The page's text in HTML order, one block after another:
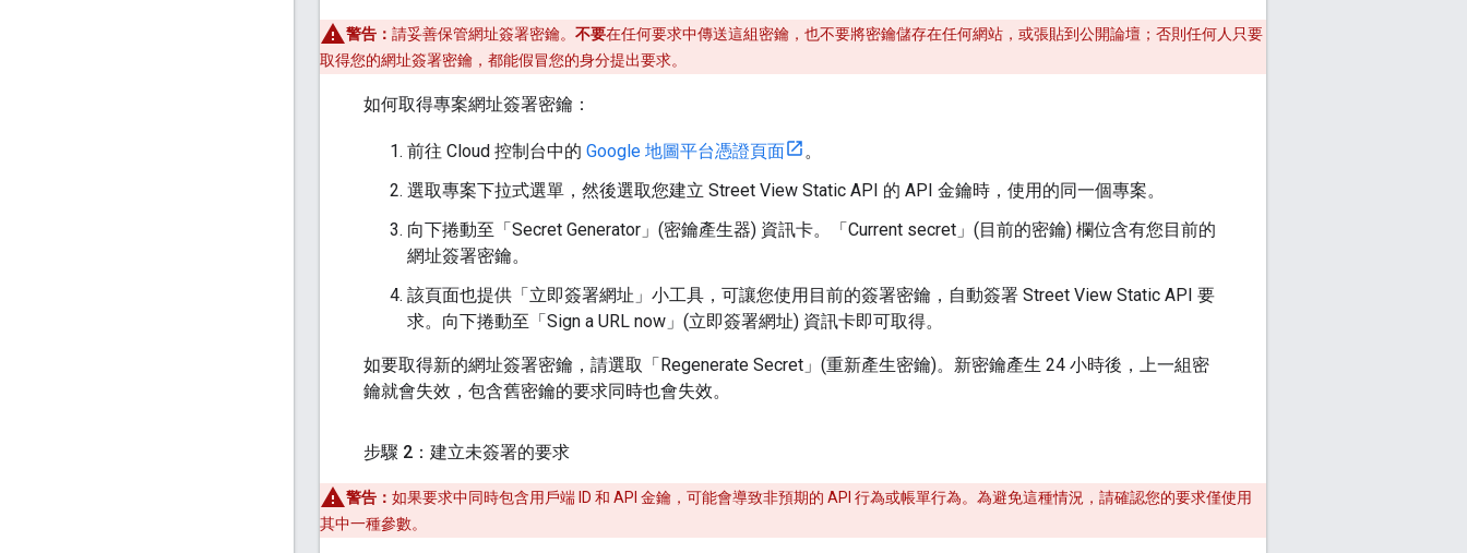
警告： 請妥善保管網址簽署密鑰。 不要在任何要求中傳送這組密鑰，也不要將密鑰儲存在任何網站，或張貼到公開論壇；否則任何人只要
取得您的網址簽署密鑰，都能假冒您的身分提出要求。
如何取得專案網址簽署密鑰：
前往 Cloud 控制台中的 Google 地圖平台憑證頁面
。
選取專案下拉式選單，然後選取您建立 Street View Static API 的 API 金鑰時，使用的同一個專案。
向下捲動至「Secret Generator」(密鑰產生器) 資訊卡。「Current secret」(目前的密鑰) 欄位含有您目前的
網址簽署密鑰。
該頁面也提供「立即簽署網址」小工具 ，可讓您使用目前的簽署密鑰，自動簽署 Street View Static API 要
求。向下捲動至「Sign a URL now」(立即簽署網址) 資訊卡即可取得。
如要取得新的網址簽署密鑰，請選取「Regenerate Secret」(重新產生密鑰)。新密鑰產生 24 小時後，上一組密
鑰就會失效，包含舊密鑰的要求同時也會失效。
步驟 2：建立未簽署的要求
警告： 如果要求中同時包含用戶端 ID 和 API 金鑰，可能會導致非預期的 API 行為或帳單行為。為避免這種情況，請確認您的要求僅使用
其中一種參數。